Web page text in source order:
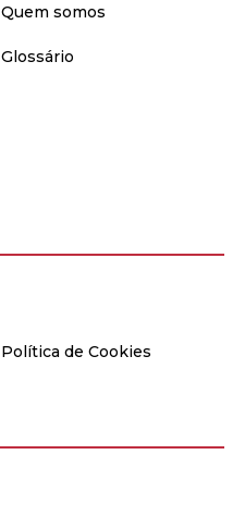
Quem somos
Glossário
Política de Cookies